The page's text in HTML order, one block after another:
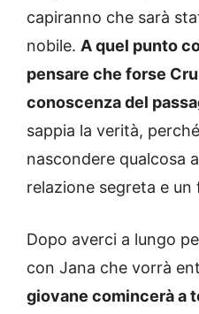
capiranno che sarà
nobile. A quel punto
pensare che forse
conoscenza del
sappia la verità,
nascondere qualcosa
relazione segreta e un
Dopo averci a lungo
con Jana che vorrà
giovane comincerà a